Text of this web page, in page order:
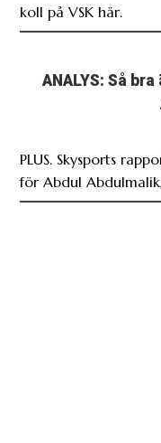
koll på VSK här.
ANALYS: Så
PLUS. Skysports
för Abdul